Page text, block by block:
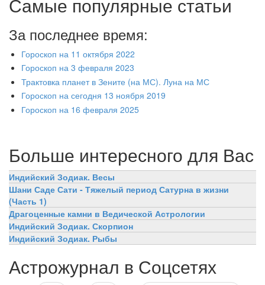
За последнее время:
Гороскоп на 11 октября 2022
Гороскоп на 3 февраля 2023
Трактовка планет в Зените (на МС). Луна на МС
Гороскоп на сегодня 13 ноября 2019
Гороскоп на 16 февраля 2025
Больше интересного для Вас
Индийский Зодиак. Весы
Шани Саде Сати - Тяжелый период Сатурна в жизни
(Часть 1)
Драгоценные камни в Ведической Астрологии
Индийский Зодиак. Скорпион
Индийский Зодиак. Рыбы
Астрожурнал в Соцсетях